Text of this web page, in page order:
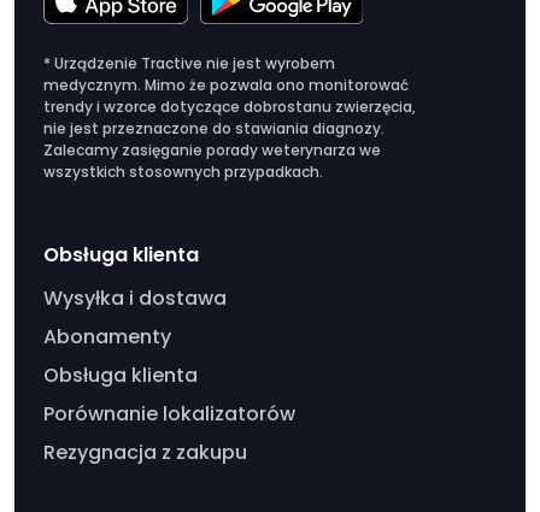
* Urządzenie Tractive nie jest wyrobem
medycznym. Mimo że pozwala ono monitorować
trendy i wzorce dotyczące dobrostanu zwierzęcia,
nie jest przeznaczone do stawiania diagnozy.
Zalecamy zasięganie porady weterynarza we
wszystkich stosownych przypadkach.
Obsługa klienta
Wysyłka i dostawa
Abonamenty
Obsługa klienta
Porównanie lokalizatorów
Rezygnacja z zakupu